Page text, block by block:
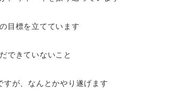
目標を立てています
できていないこと
すが、なんとかやり遂げます